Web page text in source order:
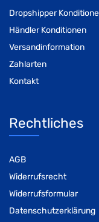
Dropshipper
Händler Konditionen
Versandinformation
Zahlarten
Kontakt
Rechtliches
AGB
Widerrufsrecht
Widerrufsformular
Datenschutzerklärung